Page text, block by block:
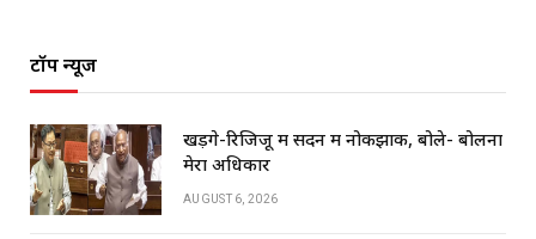
टॉप न्यूज
खड़गे-रिजिजू में सदन में नोकझोंक, बोले- बोलना
मेरा अधिकार
AUGUST 6, 2026